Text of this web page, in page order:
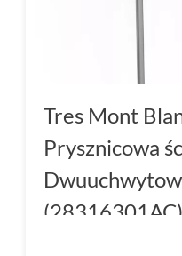
Tres Mont
Prysznicowa
(28316301AC)